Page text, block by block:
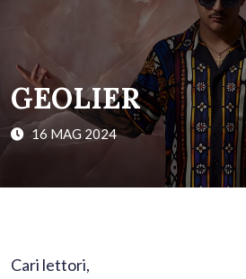
GEOLIER
16 MAG 2024
Cari lettori,